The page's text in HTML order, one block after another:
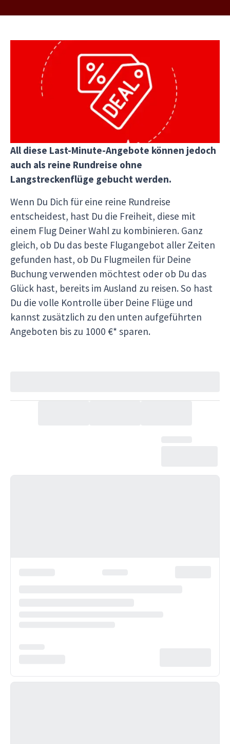
Bei allen unten aufgeführten Last-Minute-
Angeboten handelt es sich um Pauschalreisen.
Diese Pakete beinhalten die Tour und die
Langstreckenflüge ab Europa. Das macht die
Sache für Dich so einfach und unkompliziert wie
All diese Last-Minute-Angebote können jedoch
auch als reine Rundreise ohne
Langstreckenflüge gebucht werden.
Wenn Du Dich für eine reine Rundreise
entscheidest, hast Du die Freiheit, diese mit
einem Flug Deiner Wahl zu kombinieren. Ganz
gleich, ob Du das beste Flugangebot aller Zeiten
gefunden hast, ob Du Flugmeilen für Deine
Buchung verwenden möchtest oder ob Du das
Glück hast, bereits im Ausland zu reisen. So hast
Du die volle Kontrolle über Deine Flüge und
kannst zusätzlich zu den unten aufgeführten
Angeboten bis zu 1000 €* sparen.